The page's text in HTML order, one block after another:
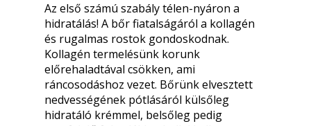
Az első számú szabály télen-nyáron a
hidratálás! A bőr fiatalságáról a kollagén
és rugalmas rostok gondoskodnak.
Kollagén termelésünk korunk
előrehaladtával csökken, ami
ráncosodáshoz vezet. Bőrünk elvesztett
nedvességének pótlásáról külsőleg
hidratáló krémmel, belsőleg pedig